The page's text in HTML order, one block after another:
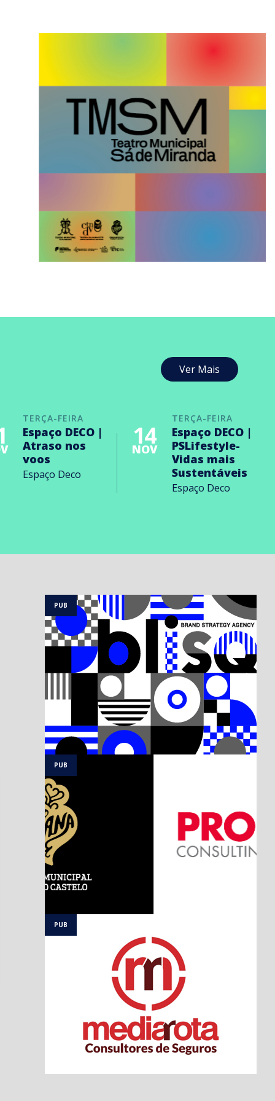
Ver Mais
TERÇA-FEIRA
Espaço DECO |
Atraso nos
voos
Espaço Deco
TERÇA-FEIRA
14
NOV
Espaço DECO |
PSLifestyle-
Vidas mais
Sustentáveis
Espaço Deco